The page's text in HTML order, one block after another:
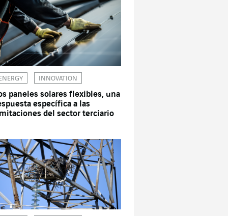
INNOVATION
paneles solares flexibles, una
específica a las
del sector terciario